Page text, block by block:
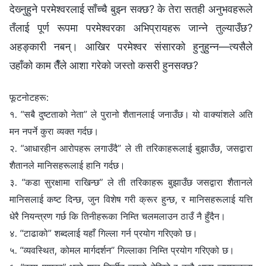
देख्‍नुहुने परमेश्‍वरलाई साँच्चै बुझ्न सक्छ? के तेरा सतही अनुभवहरूले
तँलाई पूर्ण रूपमा परमेश्‍वरका अभिप्रायहरू जान्‍ने तुल्याउँछ?
अहङ्कारी नबन्। आखिर परमेश्‍वर संसारको हुनुहुन्न—त्यसैले
उहाँको काम तैँले आशा गरेको जस्तो कसरी हुनसक्छ?
फूटनोटहरू:
१. “सबै दुष्टताको नेता” ले पुरानो शैतानलाई जनाउँछ। यो वाक्यांशले अति
मन नपर्ने कुरा व्यक्त गर्दछ।
२. “आधारहीन आरोपहरू लगाउँदै” ले ती तरिकाहरूलाई बुझाउँछ, जसद्वारा
शैतानले मानिसहरूलाई हानि गर्दछ।
३. “कडा सुरक्षामा राखिन्छ” ले ती तरिकाहरू बुझाउँछ जसद्वारा शैतानले
मानिसलाई कष्ट दिन्छ, जुन विशेष गरी क्रूर हुन्छ, र मानिसहरूलाई यत्ति
धेरै नियन्त्रण गर्छ कि तिनीहरूका निम्ति चलमलाउन ठाउँ नै हुँदैन।
४. “टाढाको” शब्दलाई यहाँ गिल्ला गर्न प्रयोग गरिएको छ।
५. “व्यवस्थित, कोमल मार्गदर्शन” गिल्लाका निम्ति प्रयोग गरिएको छ।